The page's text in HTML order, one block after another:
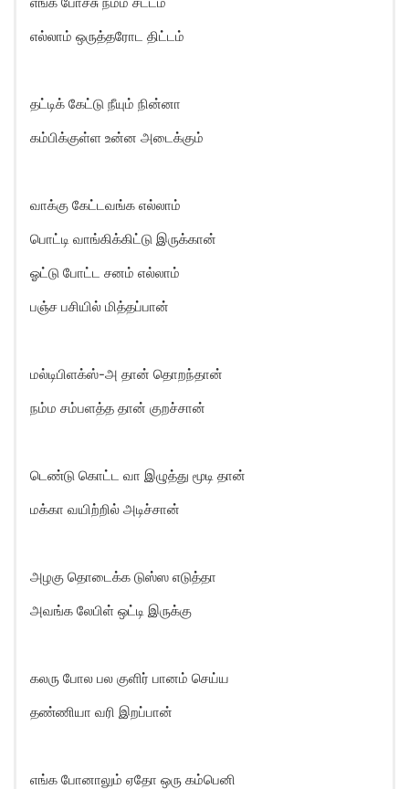
எல்லாம் ஒருத்தரோட திட்டம்
தட்டிக் கேட்டு நீயும் நின்னா
கம்பிக்குள்ள உன்ன அடைக்கும்
வாக்கு கேட்டவங்க எல்லாம்
பொட்டி வாங்கிக்கிட்டு இருக்கான்
ஓட்டு போட்ட சனம் எல்லாம்
பஞ்ச பசியில் மித்தப்பான்
மல்டிபிளக்ஸ்-அ தான் தொறந்தான்
நம்ம சம்பளத்த தான் குறச்சான்
டெண்டு கொட்ட வா இழுத்து மூடி தான்
மக்கா வயிற்றில் அடிச்சான்
அழகு தொடைக்க டுஸ்ஸ எடுத்தா
அவங்க லேபிள் ஒட்டி இருக்கு
கலரு போல பல குளிர் பானம் செய்ய
தண்ணியா வரி இறப்பான்
எங்க போனாலும் ஏதோ ஒரு கம்பெனி